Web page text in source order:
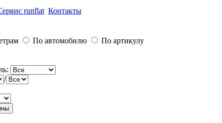
runflat Контакты
По автомобилю По артикулу
/